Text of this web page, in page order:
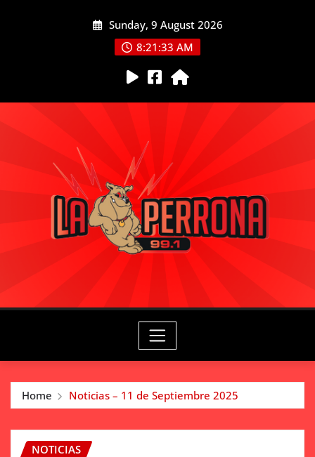
Sunday, 9 August 2026
8:21:35 AM
Home Noticias – 11 de Septiembre 2025
NOTICIAS